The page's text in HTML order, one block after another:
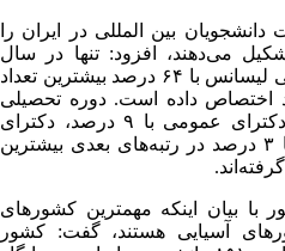
بین المللی در ایران را
می‌دهند، افزود: تنها در سال
تحصیلی ۹۸-۱۳۹۷، مقطع تحصیلی لیسانس با ۶۴ درصد بیشترین تعداد
اختصاص داده است. دوره تحصیلی
کارشناسی ارشد با ۱۸ درصد، دکترای عمومی با ۹ درصد، دکترای
تخصصی با ۶ درصد و کاردانی با ۳ درصد در رتبه‌های بعدی بیشترین
بیان اینکه مهمترین کشورهای
آسیایی هستند، گفت: کشور